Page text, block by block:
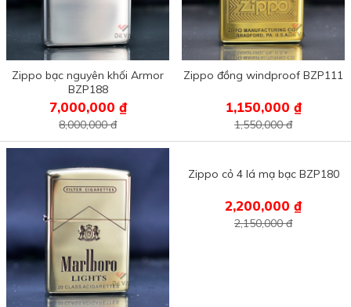
Zippo bạc nguyên khối Armor
BZP188
7,000,000 ₫
8,000,000 đ
Zippo đồng windproof BZP111
1,150,000 ₫
1,550,000 đ